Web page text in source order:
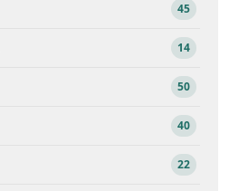
45
14
50
40
22